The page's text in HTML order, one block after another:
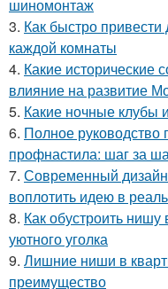
шиномонтаж
3. Как быстро
каждой комнаты
4. Какие исторические
влияние на развитие
5. Какие ночные клубы
6. Полное руководство
профнастила: шаг за
7. Современный
воплотить идею в
8. Как обустроить
уютного уголка
9. Лишние ниши в
преимущество